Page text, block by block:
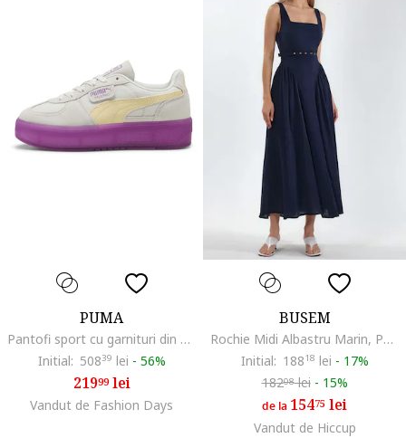
PUMA
Pantofi sport cu garnituri din piele intoarsa Palermo, Galben/Grej
Initial: 50839 lei - 56%
21999lei
Vandut de Fashion Days
BUSEM
Rochie Midi Albastru Marin, Poliester, Fara Maneci, Decolteu Patrat
Initial: 18818 lei - 17%
18208lei - 15%
de la 15475 lei
Vandut de Hiccup